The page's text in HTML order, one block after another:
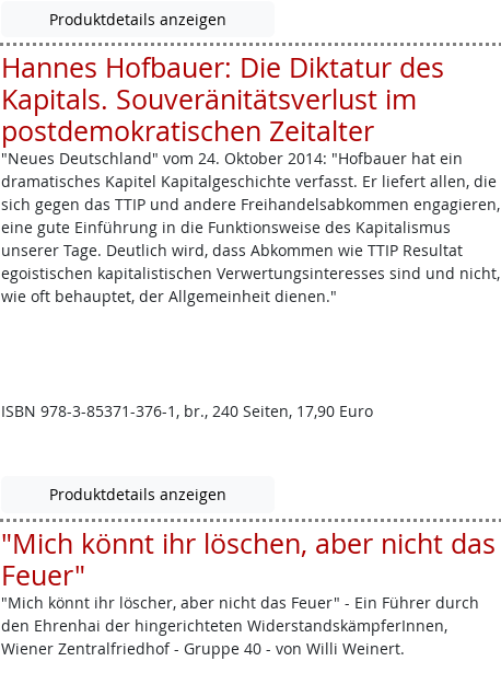
Produktdetails anzeigen
Hannes Hofbauer: Die Diktatur des
Kapitals. Souveränitätsverlust im
postdemokratischen Zeitalter
"Neues Deutschland" vom 24. Oktober 2014: "Hofbauer hat ein
dramatisches Kapitel Kapitalgeschichte verfasst. Er liefert allen, die
sich gegen das TTIP und andere Freihandelsabkommen engagieren,
eine gute Einführung in die Funktionsweise des Kapitalismus
unserer Tage. Deutlich wird, dass Abkommen wie TTIP Resultat
egoistischen kapitalistischen Verwertungsinteresses sind und nicht,
wie oft behauptet, der Allgemeinheit dienen."
ISBN 978-3-85371-376-1, br., 240 Seiten, 17,90 Euro
Produktdetails anzeigen
"Mich könnt ihr löschen, aber nicht das
Feuer"
"Mich könnt ihr löscher, aber nicht das Feuer" - Ein Führer durch
den Ehrenhai der hingerichteten WiderstandskämpferInnen,
Wiener Zentralfriedhof - Gruppe 40 - von Willi Weinert.